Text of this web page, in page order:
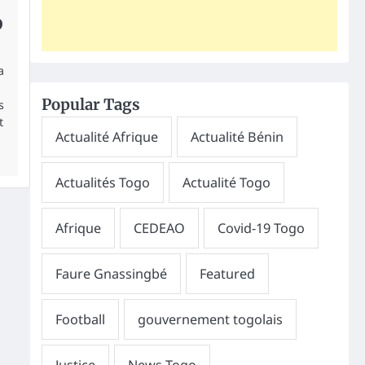
Popular Tags